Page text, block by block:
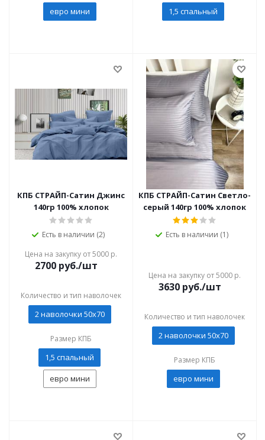
евро мини 1,5 спальный
КПБ СТРАЙП-Сатин Джинс
140гр 100% хлопок
Есть в наличии (2)
Цена на закупку от 5000 р.
2700 руб./шт
Количество и тип наволочек
2 наволочки 50x70
Размер КПБ
1,5 спальный
евро мини
КПБ СТРАЙП-Сатин Светло-
серый 140гр 100% хлопок
Есть в наличии (1)
Цена на закупку от 5000 р.
3630 руб./шт
Количество и тип наволочек
2 наволочки 50x70
Размер КПБ
евро мини